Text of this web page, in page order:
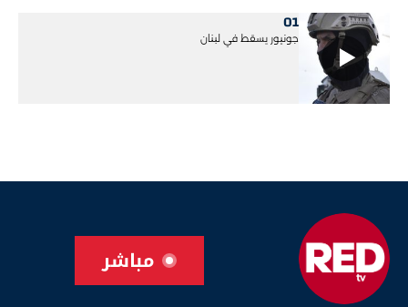
01
جونيور يسقط في لبنان
مباشر